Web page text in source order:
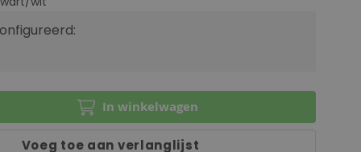
In winkelwagen
Voeg toe aan verlanglijst